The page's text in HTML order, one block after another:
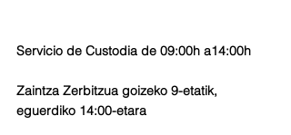
Servicio de Custodia de 09:00h a14:00h
Zaintza Zerbitzua goizeko 9-etatik,
eguerdiko 14:00-etara